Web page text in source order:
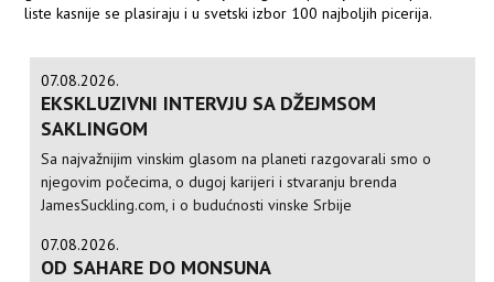
liste kasnije se plasiraju i u svetski izbor 100 najboljih picerija.
07.08.2026.
EKSKLUZIVNI INTERVJU SA DŽEJMSOM
SAKLINGOM
Sa najvažnijim vinskim glasom na planeti razgovarali smo o
njegovim počecima, o dugoj karijeri i stvaranju brenda
JamesSuckling.com, i o budućnosti vinske Srbije
07.08.2026.
OD SAHARE DO MONSUNA